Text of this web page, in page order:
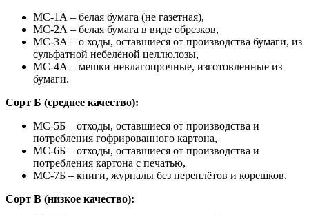
МС-1А – белая бумага (не газетная),
МС-2А – белая бумага в виде обрезков,
МС-3А – о ходы, оставшиеся от производства бумаги, из
сульфатной небелёной целлюлозы,
МС-4А – мешки невлагопрочные, изготовленные из
бумаги.
Сорт Б (среднее качество):
МС-5Б – отходы, оставшиеся от производства и
потребления гофрированного картона,
МС-6Б – отходы, оставшиеся от производства и
потребления картона с печатью,
МС-7Б – книги, журналы без переплётов и корешков.
Сорт В (низкое качество):